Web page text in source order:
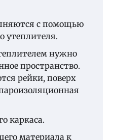
с помощью
утеплителя.
нужно
пространство.
рейки, поверх
каркаса.
материала к